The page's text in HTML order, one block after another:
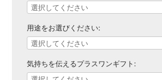
用途をお選びください:
気持ちを伝えるプラスワンギフト: